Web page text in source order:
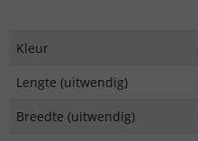
Kleur
Lengte (uitwendig)
Breedte (uitwendig)